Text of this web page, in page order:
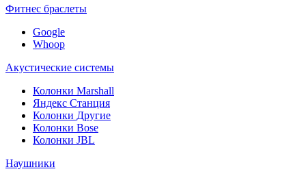
Фитнес браслеты
Google
Whoop
Акустические системы
Колонки Marshall
Яндекс Станция
Колонки Другие
Колонки Bose
Колонки JBL
Наушники